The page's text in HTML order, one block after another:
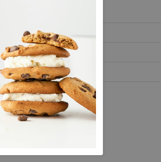
Bestellen en Betalen
Verzending en levering
Retourneren